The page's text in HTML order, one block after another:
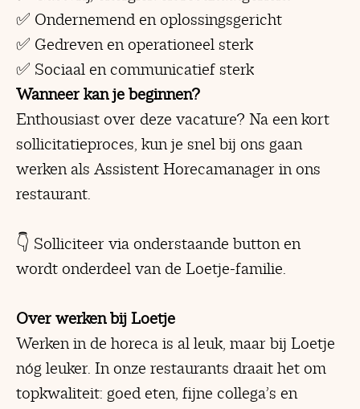
✅ Ondernemend en oplossingsgericht
✅ Gedreven en operationeel sterk
✅ Sociaal en communicatief sterk
Wanneer kan je beginnen?
Enthousiast over deze vacature? Na een kort
sollicitatieproces, kun je snel bij ons gaan
werken als Assistent Horecamanager in ons
restaurant.
👇 Solliciteer via onderstaande button en
wordt onderdeel van de Loetje-familie.
Over werken bij Loetje
Werken in de horeca is al leuk, maar bij Loetje
nóg leuker. In onze restaurants draait het om
topkwaliteit: goed eten, fijne collega’s en